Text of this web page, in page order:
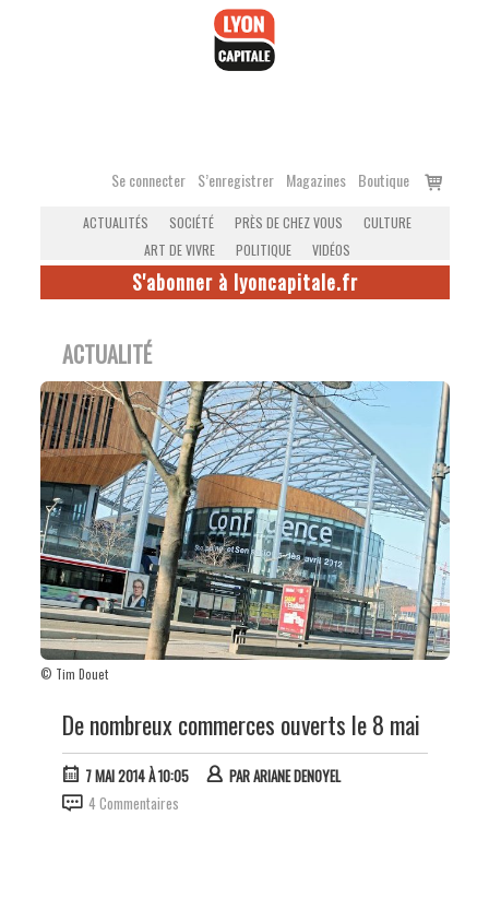
Se connecter S’enregistrer Magazines Boutique
Voir
ACTUALITÉS SOCIÉTÉ PRÈS DE CHEZ VOUS
CULTURE
ART DE VIVRE
POLITIQUE VIDÉOS
S'abonner à lyoncapitale.fr
ACTUALITÉ
© Tim Douet
De nombreux commerces ouverts le 8 mai
7 MAI 2014 À 10:05 PARARIANE DENOYEL
4 Commentaires